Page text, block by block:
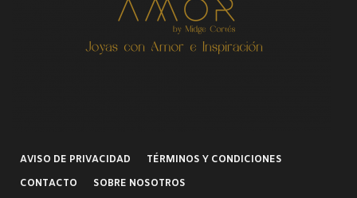
AVISO DE PRIVACIDAD
TÉRMINOS Y CONDICIONES
CONTACTO
SOBRE NOSOTROS